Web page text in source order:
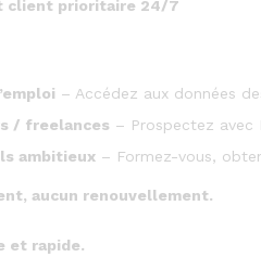
client prioritaire 24/7
– Accédez aux données
/ freelances – Prospectez avec
ambitieux – Formez-vous,
aucun renouvellement.
et rapide.